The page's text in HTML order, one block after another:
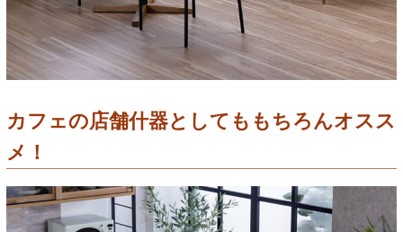
カフェの店舗什器としてももちろんオスス
メ！